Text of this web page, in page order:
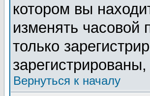
котором вы
изменять часовой
только
Вернуться к началу